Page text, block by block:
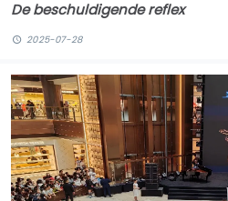
De beschuldigende reflex
2025-07-28